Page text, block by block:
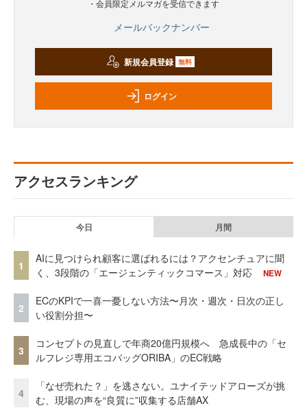
・会員限定メルマガを受信できます
メールバックナンバー
新規会員登録 無料
ログイン
アクセスランキング
今日 月間
1
AIに見つけられ顧客に選ばれるには？アクセンチュアに聞
く、3段階の「エージェンティックコマース」対応
NEW
2
ECのKPIで一喜一憂しない方法〜月次・週次・日次の正し
い役割分担〜
3
コンセプトの見直しで年商20億円規模へ 急成長中の「セ
ルフレジ専用エコバッグORIBA」のEC戦略
4
「なぜ売れた？」を逃さない。ユナイテッドアローズが挑
む、現場の声を“良質に”収集する店舗AX